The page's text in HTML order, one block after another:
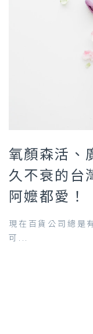
氧顏森活、
久不衰的台
阿嬤都愛！
現在百貨公司總是
可...